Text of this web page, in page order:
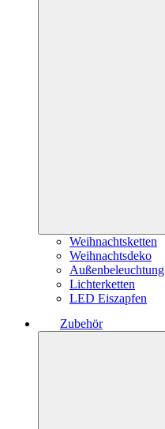
Weihnachtsketten
Weihnachtsdeko
Außenbeleuchtung
Lichterketten
LED Eiszapfen
Zubehör